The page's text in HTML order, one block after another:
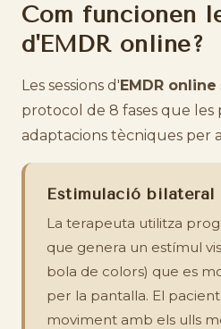
Com funcionen
d'EMDR online?
Les sessions d'EMDR online
protocol de 8 fases que les
adaptacions tècniques per
Estimulació bilateral
La terapeuta utilitza
que genera un estímul
bola de colors) que es
per la pantalla. El
moviment amb els ulls